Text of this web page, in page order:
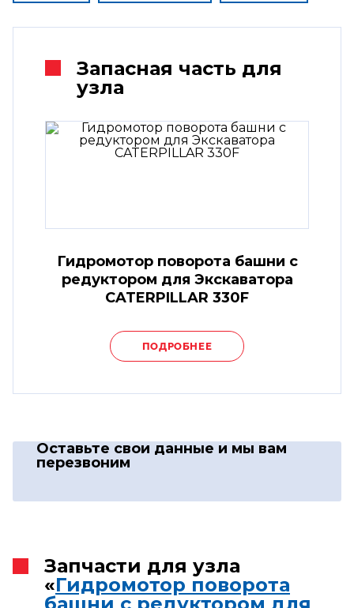
Запасная часть для
узла
Гидромотор поворота башни с
редуктором для Экскаватора
CATERPILLAR 330F
ПОДРОБНЕЕ
Оставьте свои данные и мы вам
перезвоним
Запчасти для узла
«Гидромотор поворота